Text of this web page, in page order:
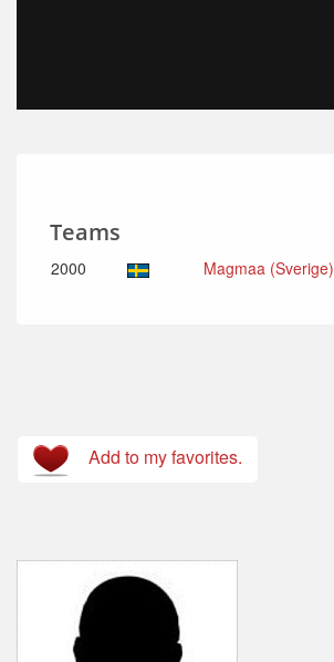
Teams
2000 Magmaa (Sverige)
Add to my favorites.